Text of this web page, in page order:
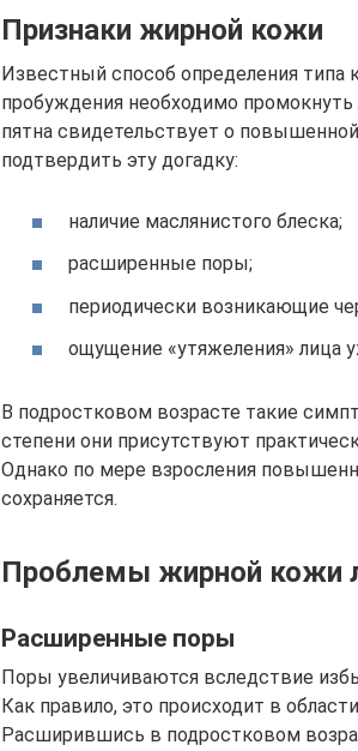
Признаки жирной кожи
Известный способ определения типа
пробуждения необходимо
пятна свидетельствует о
подтвердить эту догадку:
наличие маслянистого блеска;
расширенные поры;
периодически возникающие
ощущение «утяжеления» лица
В подростковом возрасте такие
степени они присутствуют
Однако по мере взросления
сохраняется.
Проблемы жирной кожи
Расширенные поры
Поры увеличиваются вследствие
Как правило, это происходит в
Расширившись в подростковом